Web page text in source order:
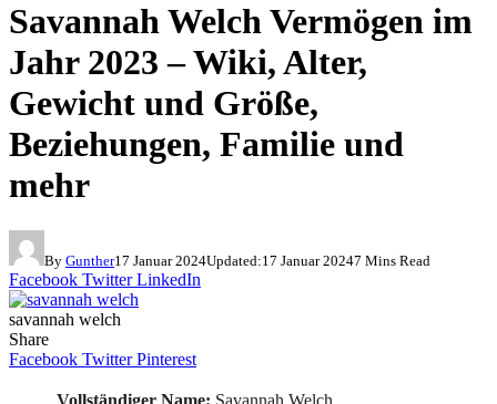
Savannah Welch Vermögen im
Jahr 2023 – Wiki, Alter,
Gewicht und Größe,
Beziehungen, Familie und
mehr
By Gunther17 Januar 2024Updated:17 Januar 20247 Mins Read
Facebook Twitter LinkedIn
savannah welch
Share
Facebook Twitter Pinterest
Vollständiger Name: Savannah Welch